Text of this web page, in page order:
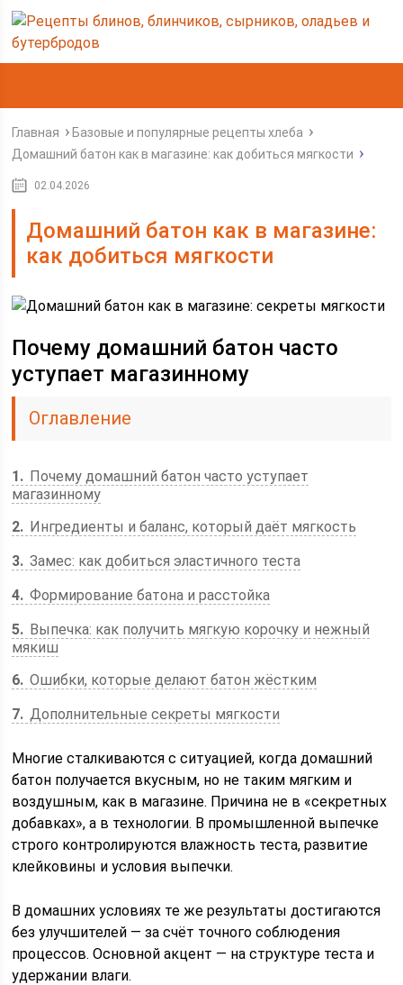
Главная
Базовые и популярные рецепты хлеба
Домашний батон как в магазине: как добиться мягкости
02.04.2026
Домашний батон как в магазине:
как добиться мягкости
Почему домашний батон часто
уступает магазинному
Оглавление
1
Почему домашний батон часто уступает
магазинному
2
Ингредиенты и баланс, который даёт мягкость
3 Замес: как добиться эластичного теста
4 Формирование батона и расстойка
5
Выпечка: как получить мягкую корочку и нежный
мякиш
6 Ошибки, которые делают батон жёстким
7 Дополнительные секреты мягкости
Многие сталкиваются с ситуацией, когда домашний
батон получается вкусным, но не таким мягким и
воздушным, как в магазине. Причина не в «секретных
добавках», а в технологии. В промышленной выпечке
строго контролируются влажность теста, развитие
клейковины и условия выпечки.
В домашних условиях те же результаты достигаются
без улучшителей — за счёт точного соблюдения
процессов. Основной акцент — на структуре теста и
удержании влаги.